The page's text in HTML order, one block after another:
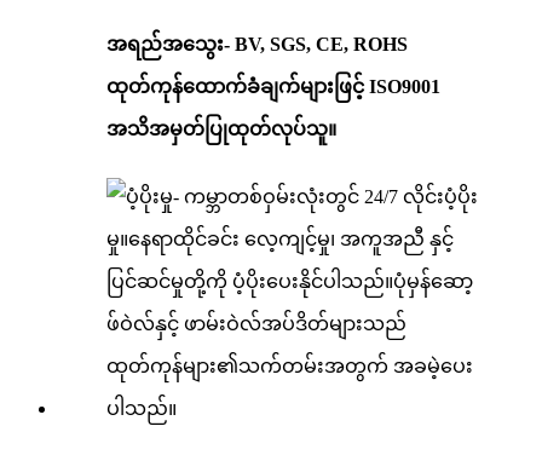
အရည်အသွေး- BV, SGS, CE, ROHS
ထုတ်ကုန်ထောက်ခံချက်များဖြင့် ISO9001
အသိအမှတ်ပြုထုတ်လုပ်သူ။